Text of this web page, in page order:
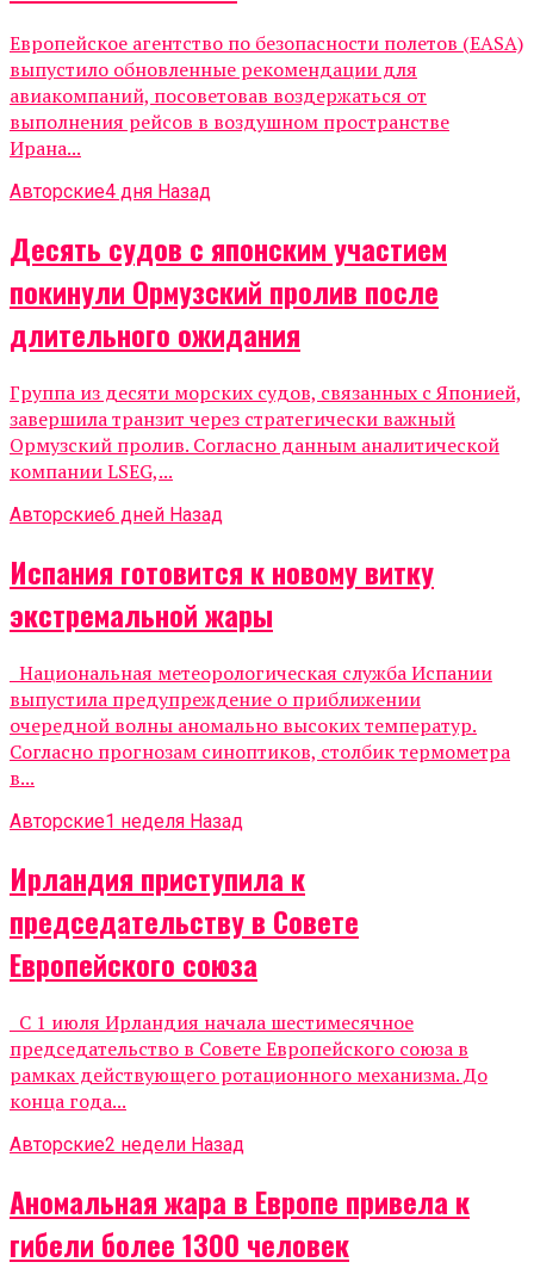
Европейское агентство по безопасности полетов (EASA)
выпустило обновленные рекомендации для
авиакомпаний, посоветовав воздержаться от
выполнения рейсов в воздушном пространстве
Ирана...
Авторские4 дня Назад
Десять судов с японским участием
покинули Ормузский пролив после
длительного ожидания
Группа из десяти морских судов, связанных с Японией,
завершила транзит через стратегически важный
Ормузский пролив. Согласно данным аналитической
компании LSEG,...
Авторские6 дней Назад
Испания готовится к новому витку
экстремальной жары
Национальная метеорологическая служба Испании
выпустила предупреждение о приближении
очередной волны аномально высоких температур.
Согласно прогнозам синоптиков, столбик термометра
в...
Авторские1 неделя Назад
Ирландия приступила к
председательству в Совете
Европейского союза
С 1 июля Ирландия начала шестимесячное
председательство в Совете Европейского союза в
рамках действующего ротационного механизма. До
конца года...
Авторские2 недели Назад
Аномальная жара в Европе привела к
гибели более 1300 человек